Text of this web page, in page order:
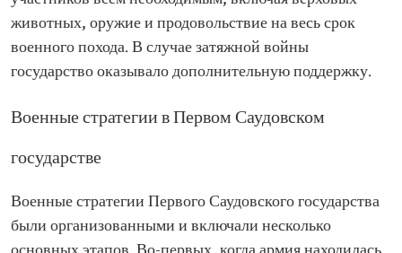
животных, оружие и продовольствие на весь срок
военного похода. В случае затяжной войны
государство оказывало дополнительную поддержку.
Военные стратегии в Первом Саудовском
государстве
Военные стратегии Первого Саудовского государства
были организованными и включали несколько